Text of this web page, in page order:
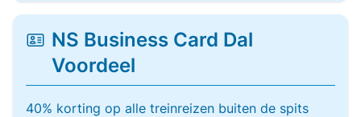
NS Business Card Dal
Voordeel
40% korting op alle treinreizen buiten de spits